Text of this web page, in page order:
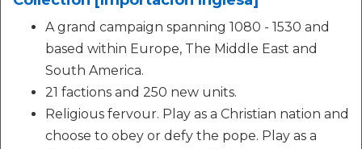
A grand campaign spanning 1080 - 1530 and
based within Europe, The Middle East and
South America.
21 factions and 250 new units.
Religious fervour. Play as a Christian nation and
choose to obey or defy the pope. Play as a